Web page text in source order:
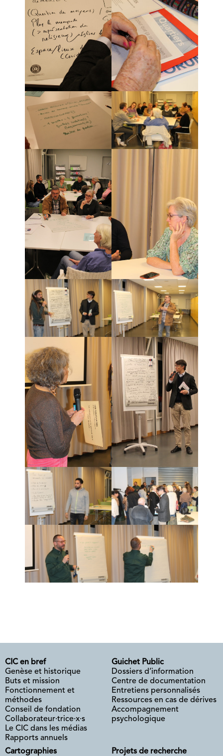
CIC en bref
Genèse et historique
Buts et mission
Fonctionnement et
méthodes
Conseil de fondation
Collaborateur·trice·x·s
Le CIC dans les médias
Rapports annuels
Guichet Public
Dossiers d’information
Centre de documentation
Entretiens personnalisés
Ressources en cas de dérives
Accompagnement
psychologique
Cartographies
Projets de recherche